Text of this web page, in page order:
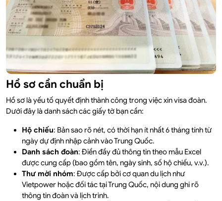
Hồ sơ cần chuẩn bị
Hồ sơ là yếu tố quyết định thành công trong việc xin visa đoàn.
Dưới đây là danh sách các giấy tờ bạn cần:
Hộ chiếu: Bản sao rõ nét, có thời hạn ít nhất 6 tháng tính từ
ngày dự định nhập cảnh vào Trung Quốc.
Danh sách đoàn: Điền đầy đủ thông tin theo mẫu Excel
được cung cấp (bao gồm tên, ngày sinh, số hộ chiếu, v.v.).
Thư mời nhóm: Được cấp bởi cơ quan du lịch như
Vietpower hoặc đối tác tại Trung Quốc, nội dung ghi rõ
thông tin đoàn và lịch trình.